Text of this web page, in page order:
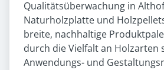
Qualitätsüberwachung in
Naturholzplatte und
breite, nachhaltige
durch die Vielfalt an Holzarten
Anwendungs- und